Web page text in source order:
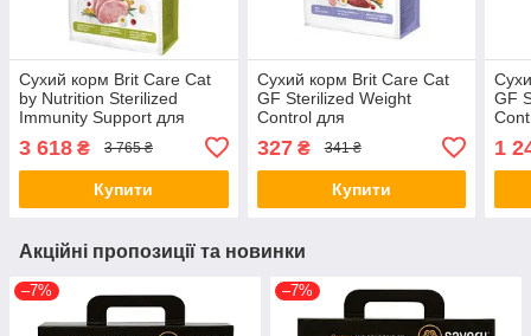
Сухий корм Brit Care Cat
by Nutrition Sterilized
Immunity Support для
свининою, 7 кг (*)
3 618 ₴ 3 765 ₴
Купити
Сухий корм Brit Care Cat
GF Sterilized Weight
Control для
надмірною вагою, качка та
індичка, 400 г (*)
327₴ 341 ₴
Купити
GF
1
Акційні пропозиції та новинки
–7% –7%